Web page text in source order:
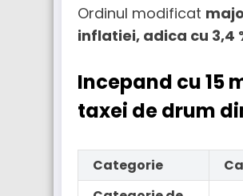
Ordinul modificat
inflatiei, adica cu 3,4
Incepand cu 15
taxei de drum
Categorie